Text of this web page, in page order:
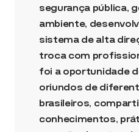
segurança pública,
ambiente,
sistema de alta
troca com
foi a oportunidade
oriundos de
brasileiros,
conhecimentos,